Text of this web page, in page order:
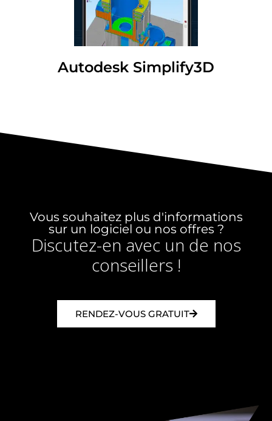
Autodesk Simplify3D
Vous souhaitez plus d'informations
sur un logiciel ou nos offres ?
Discutez-en avec un de nos
conseillers !
RENDEZ-VOUS GRATUIT